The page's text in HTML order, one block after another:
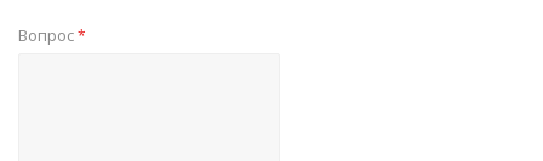
Вопрос*